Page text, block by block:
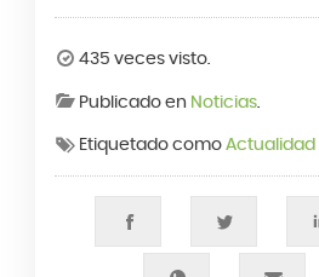
435 veces visto.
Publicado en Noticias.
Etiquetado como Actualidad